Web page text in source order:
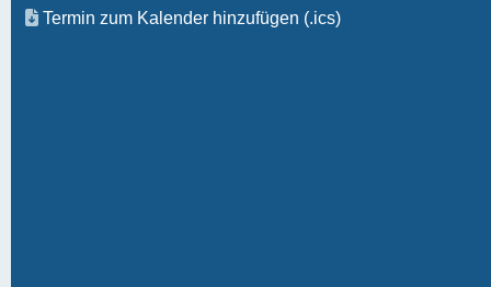
Termin zum Kalender hinzufügen (.ics)